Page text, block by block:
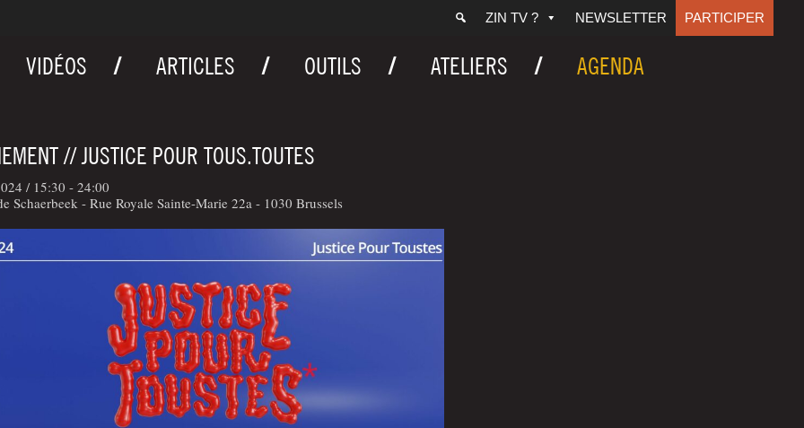
ZIN TV ? NEWSLETTER PARTICIPER
VIDÉOS ARTICLES OUTILS ATELIERS AGENDA
// JUSTICE POUR TOUS.TOUTES
/ 15:30 - 24:00
Schaerbeek - Rue Royale Sainte-Marie 22a - 1030 Brussels